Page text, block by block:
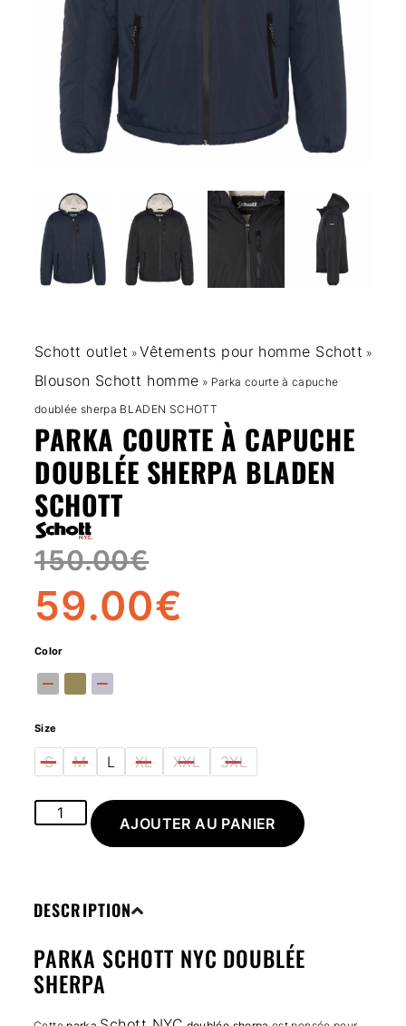
Schott outlet »Vêtements pour homme Schott »
Blouson Schott homme » Parka courte à capuche
doublée sherpa BLADEN SCHOTT
PARKA COURTE À CAPUCHE
DOUBLÉE SHERPA BLADEN
SCHOTT
150.00€
59.00€
Color
Size
3XL
L
M
S XL XXL
AJOUTER AU PANIER
DESCRIPTION
PARKA SCHOTT NYC DOUBLÉE
SHERPA